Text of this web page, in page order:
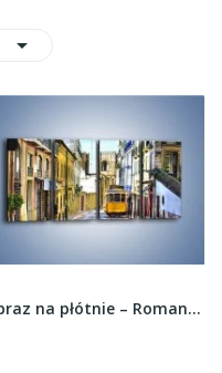

Obraz na płótnie – Romantyczna uliczka w...